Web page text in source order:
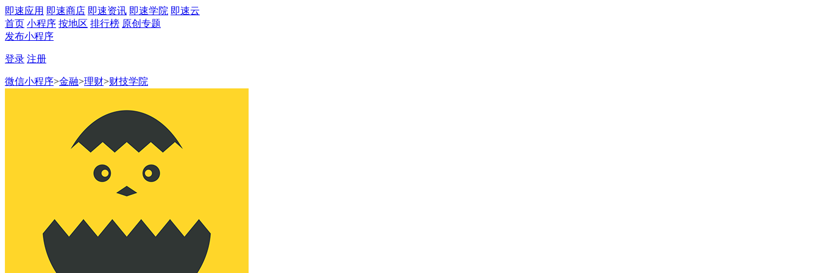
即速应用 即速商店 即速资讯 即速学院 即速云
首页 小程序 按地区 排行榜 原创专题
发布小程序
登录 注册
微信小程序>金融>理财>财技学院